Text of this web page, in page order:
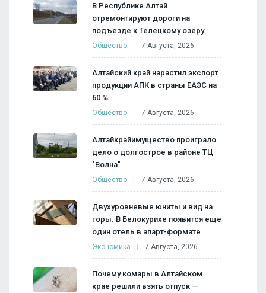
В Республике Алтай
отремонтируют дороги на
подъезде к Телецкому озеру
Общество 7 Августа, 2026
Алтайский край нарастил экспорт
продукции АПК в страны ЕАЭС на
60 %
Общество 7 Августа, 2026
Алтайкрайимущество проиграло
дело о долгострое в районе ТЦ
"Волна"
Общество 7 Августа, 2026
Двухуровневые юниты и вид на
горы. В Белокурихе появится еще
один отель в апарт-формате
Экономика 7 Августа, 2026
Почему комары в Алтайском
крае решили взять отпуск —